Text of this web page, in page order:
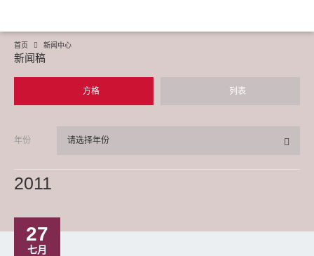
首页 新闻中心
新闻稿
方格 列表
年份 请选择年份
2011
27
七月